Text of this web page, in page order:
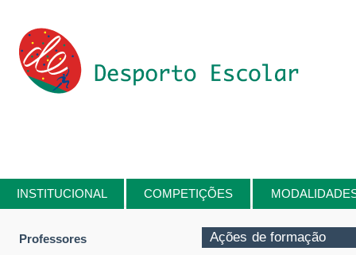
INSTITUCIONAL COMPETIÇÕES
Está aqui
Professores
Ações de formação